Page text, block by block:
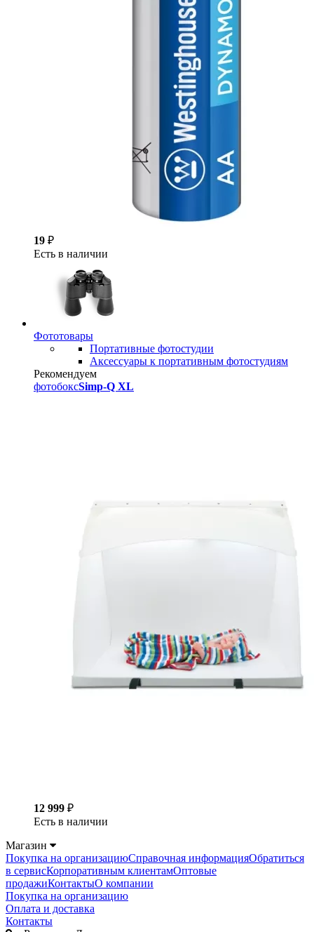
19 ₽
Есть в наличии
Фототовары
Портативные фотостудии
Аксессуары к портативным фотостудиям
Рекомендуем
фотобоксSimp-Q XL
12 999 ₽
Есть в наличии
Магазин
Покупка на организациюСправочная информацияОбратиться
в сервисКорпоративным клиентамОптовые
продажиКонтактыО компании
Покупка на организацию
Оплата и доставка
Контакты